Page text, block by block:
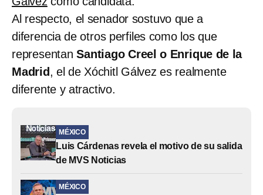
Al respecto, el senador sostuvo que a
diferencia de otros perfiles como los que
representanSantiago Creel o Enrique de la
Madrid , el de Xóchitl Gálvez es realmente
diferente y atractivo.
MÉXICO
Luis Cárdenas revela el motivo de su salida
de MVS Noticias
MÉXICO